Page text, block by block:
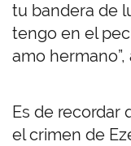
tu bandera de
tengo en el
amo hermano”,
Es de recordar
el crimen de